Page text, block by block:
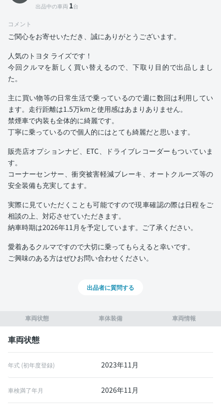
車両状態 車体装備 車両情報
車両状態
年式 (初年度登録) 2023年11月
車検満了年月 2026年11月
出品中の車両 1台
コメント
ご関心をお寄せいただき、誠にありがとうございます。
人気のトヨタ ライズです！
今回クルマを新しく買い替えるので、下取り目的で出品しまし
た。
主に買い物等の日常生活で乗っているので週に数回は利用してい
ます。走行距離は1.5万kmと使用感はあまりありません。
禁煙車で内装も全体的に綺麗です。
丁寧に乗っているので個人的にはとても綺麗だと思います。
販売店オプションナビ、ETC、ドライブレコーダーもついていま
す。
コーナーセンサー、衝突被害軽減ブレーキ、オートクルーズ等の
安全装備も充実してます。
実際に見ていただくことも可能ですので現車確認の際は日程をご
相談の上、対応させていただきます。
納車時期は2026年11月を予定しています。ご了承ください。
愛着あるクルマですので大切に乗ってもらえると幸いです。
ご興味のある方はぜひお問い合わせください。
出品者に質問する